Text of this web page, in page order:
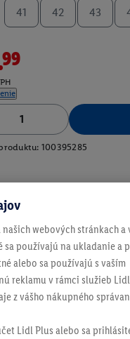
41 42 43
100395285
webových stránkach a
používajú na ukladanie a
alebo sa používajú s vaším
reklamu v rámci služieb
z vášho nákupného
Lidl Plus alebo sa